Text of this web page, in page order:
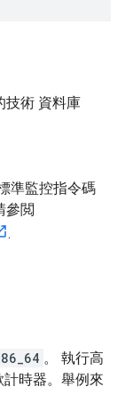
技術 資料庫
準監控指令碼
參閲
.
。 執行高
時器。舉例來